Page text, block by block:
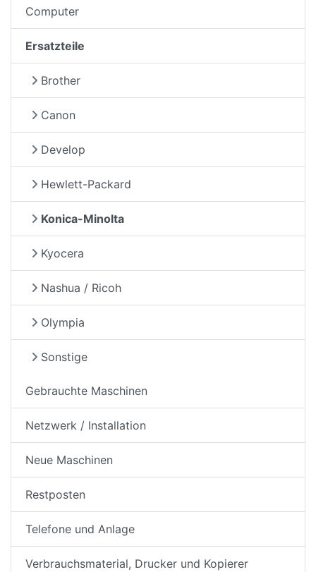
Computer
Ersatzteile
Brother
Canon
Develop
Hewlett-Packard
Konica-Minolta
Kyocera
Nashua / Ricoh
Olympia
Sonstige
Gebrauchte Maschinen
Netzwerk / Installation
Neue Maschinen
Restposten
Telefone und Anlage
Verbrauchsmaterial, Drucker und Kopierer